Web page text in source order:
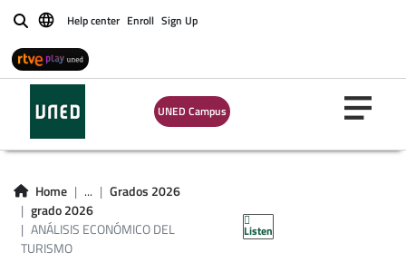
BuscarHelp center Enroll Sign Up
UNED Campus
Home ...
Grados 2026
grado 2026
ANÁLISIS ECONÓMICO DEL
TURISMO
Listen
ANÁLISIS
ECONÓMICO DEL
TURISMO